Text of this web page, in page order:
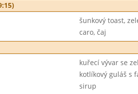
šunkový toast,
caro, čaj
kuřecí vývar se
kotlíkový guláš s
sirup